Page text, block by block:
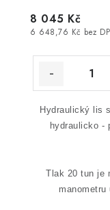
6 648,76 Kč bez
8 045 Kč
Hydraulický lis
hydraulicko -
Tlak 20 tun je